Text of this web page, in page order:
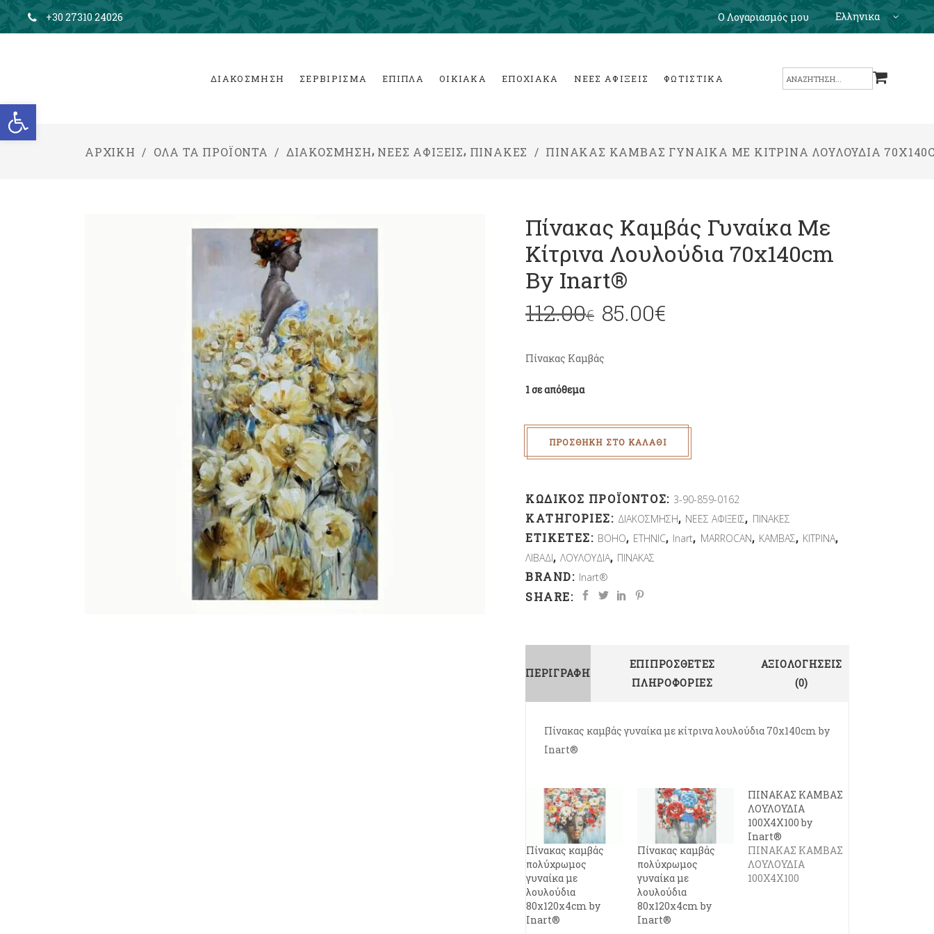
Ανοίξτε τη γραμμή εργαλείων
+30 27310 24026 Ο Λογαριασμός μου Ελληνικα
ΔΙΑΚΟΣΜΗΣΗ ΣΕΡΒΙΡΙΣΜΑ ΕΠΙΠΛΑ ΟΙΚΙΑΚΑ ΕΠΟΧΙΑΚΑ ΝΕΕΣ ΑΦΙΞΕΙΣ ΦΩΤΙΣΤΙΚΑ
Search
ΑΡΧΙΚΉ / ΌΛΑ ΤΑ ΠΡΟΪΌΝΤΑ / ΔΙΑΚΟΣΜΗΣΗ, ΝΕΕΣ ΑΦΙΞΕΙΣ, ΠΙΝΑΚΕΣ / ΠΊΝΑΚΑΣ ΚΑΜΒΆΣ ΓΥΝΑΊΚΑ ΜΕ ΚΊΤΡΙΝΑ ΛΟΥΛΟΎΔΙΑ
Πίνακας Καμβάς Γυναίκα Με
Κίτρινα Λουλούδια 70x140cm
By Inart®
112.00€ 85.00€
Πίνακας Καμβάς
1 σε απόθεμα
ΠΡΟΣΘΉΚΗ ΣΤΟ ΚΑΛΆΘΙ
ΚΩΔΙΚΌΣ ΠΡΟΪΌΝΤΟΣ: 3-90-859-0162
ΚΑΤΗΓΟΡΊΕΣ: ΔΙΑΚΟΣΜΗΣΗ, ΝΕΕΣ ΑΦΙΞΕΙΣ, ΠΙΝΑΚΕΣ
ΕΤΙΚΈΤΕΣ: BOHO, ETHNIC, Inart, MARROCAN, ΚΑΜΒΑΣ, ΚΙΤΡΙΝΑ,
ΛΙΒΑΔΙ,ΛΟΥΛΟΥΔΙΑ, ΠΙΝΑΚΑΣ
BRAND: Inart®
SHARE:
ΠΕΡΙΓΡΑΦΉ
ΕΠΙΠΡΌΣΘΕΤΕΣ
ΠΛΗΡΟΦΟΡΊΕΣ
ΑΞΙΟΛΟΓΉΣΕΙΣ
(0)
Πίνακας καμβάς γυναίκα με κίτρινα λουλούδια 70x140cm by
Inart®
Πίνακας καμβάς
πολύχρωμος
γυναίκα με
λουλούδια
80x120x4cm by
Inart®
Πίνακας καμβάς
πολύχρωμος
γυναίκα με
λουλούδια
80x120x4cm by
Inart®
ΠΙΝΑΚΑΣ ΚΑΜΒΑΣ
ΛΟΥΛΟΥΔΙΑ
100Χ4X100 by
Inart®
ΠΙΝΑΚΑΣ ΚΑΜΒΑΣ
ΛΟΥΛΟΥΔΙΑ
100Χ4X100